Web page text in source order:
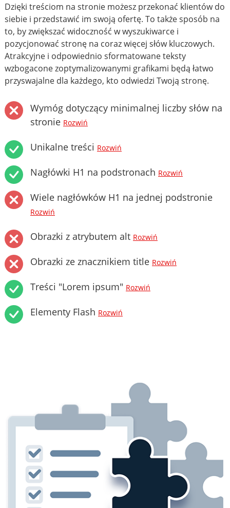
Dzięki treściom na stronie możesz przekonać klientów do
siebie i przedstawić im swoją ofertę. To także sposób na
to, by zwiększać widoczność w wyszukiwarce i
pozycjonować stronę na coraz więcej słów kluczowych.
Atrakcyjne i odpowiednio sformatowane teksty
wzbogacone zoptymalizowanymi grafikami będą łatwo
przyswajalne dla każdego, kto odwiedzi Twoją stronę.
Wymóg dotyczący minimalnej liczby słów na
stronie Rozwiń
Unikalne treści Rozwiń
Nagłówki H1 na podstronach Rozwiń
Wiele nagłówków H1 na jednej podstronie
Rozwiń
Obrazki z atrybutem alt Rozwiń
Obrazki ze znacznikiem title Rozwiń
Treści "Lorem ipsum" Rozwiń
Elementy Flash Rozwiń